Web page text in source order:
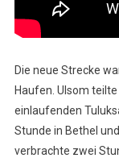
Die neue Strecke
Haufen. Ulsom
einlaufenden
Stunde in Bethel
verbrachte zwei